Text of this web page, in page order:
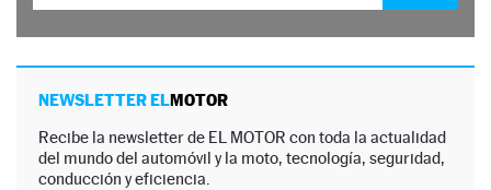
NEWSLETTER ELMOTOR
Recibe la newsletter de EL MOTOR con toda la actualidad
del mundo del automóvil y la moto, tecnología, seguridad,
conducción y eficiencia.